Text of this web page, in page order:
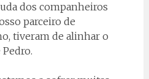
dos companheiros
parceiro de
tiveram de alinhar o